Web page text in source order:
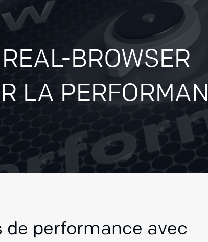
BROWSER
LA
performance avec